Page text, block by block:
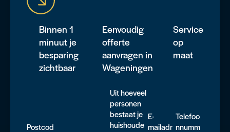
Binnen 1
minuut je
besparing
zichtbaar
Eenvoudig
offerte
aanvragen in
Wageningen
Service
op
maat
Postcod
Uit hoeveel
personen
bestaat je
huishoude
E-
mailadr
Telefoo
nnumm